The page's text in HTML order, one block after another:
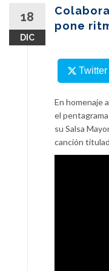
18
DIC
pone
Twitter
En homenaje
el
su Salsa
canción